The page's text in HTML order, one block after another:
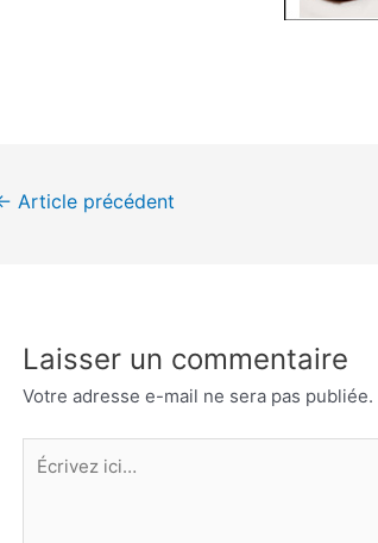
Article précédent
Laisser un commentaire
Votre adresse e-mail ne sera pas publiée.
Écrivez
ici…